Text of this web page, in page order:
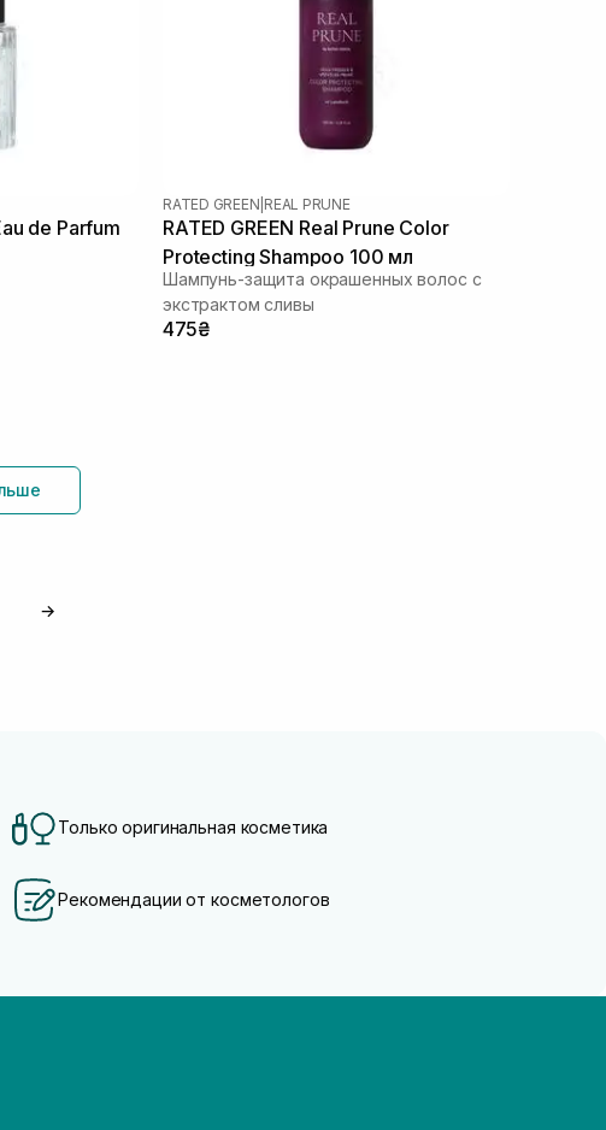
de Parfum
RATED GREEN REAL PRUNE
RATED GREEN Real Prune Color
Protecting Shampoo 100 мл
Шампунь-защита окрашенных волос с
экстрактом сливы
475₴
→
Только оригинальная косметика
Рекомендации от косметологов